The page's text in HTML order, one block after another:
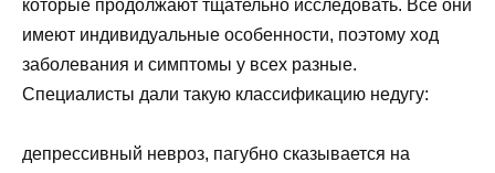
которые продолжают тщательно исследовать. Все они
имеют индивидуальные особенности, поэтому ход
заболевания и симптомы у всех разные.
Специалисты дали такую классификацию недугу:
депрессивный невроз, пагубно сказывается на